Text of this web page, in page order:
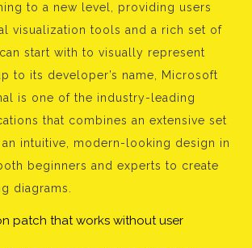
to a new level, providing users
visualization tools and a rich set of
start with to visually represent
to its developer’s name, Microsoft
is one of the industry-leading
that combines an extensive set
intuitive, modern-looking design in
beginners and experts to create
diagrams.
patch that works without user